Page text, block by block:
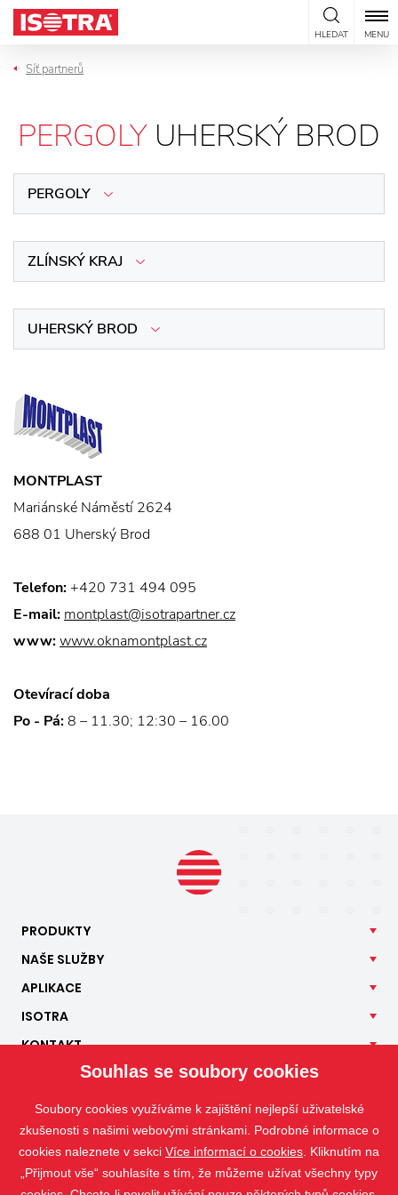
Přeskočit na obsah
HLEDAT MENU
Síť partnerů
PERGOLY UHERSKÝ BROD
PERGOLY
ZLÍNSKÝ KRAJ
UHERSKÝ BROD
MONTPLAST
Mariánské Náměstí 2624
688 01 Uherský Brod
Telefon: +420 731 494 095
E-mail: montplast@isotrapartner.cz
www:www.oknamontplast.cz
Otevírací doba
Po - Pá:8 – 11.30; 12:30 – 16.00
PRODUKTY
NAŠE SLUŽBY
APLIKACE
ISOTRA
KONTAKT
Souhlas se soubory cookies
Soubory cookies využíváme k zajištění nejlepší uživatelské
zkušenosti s našimi webovými stránkami. Podrobné informace o
cookies naleznete v sekci Více informací o cookies . Kliknutím na
„Přijmout vše“ souhlasíte s tím, že můžeme užívat všechny typy